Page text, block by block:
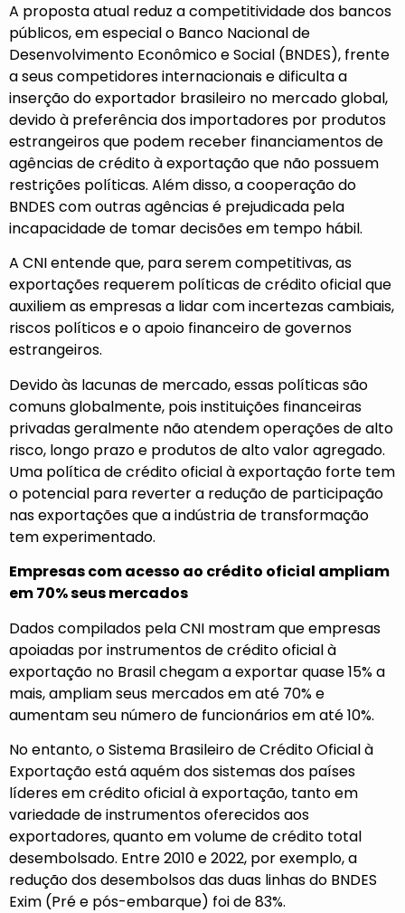
A proposta atual reduz a competitividade dos bancos
públicos, em especial o Banco Nacional de
Desenvolvimento Econômico e Social (BNDES), frente
a seus competidores internacionais e dificulta a
inserção do exportador brasileiro no mercado global,
devido à preferência dos importadores por produtos
estrangeiros que podem receber financiamentos de
agências de crédito à exportação que não possuem
restrições políticas. Além disso, a cooperação do
BNDES com outras agências é prejudicada pela
incapacidade de tomar decisões em tempo hábil.
A CNI entende que, para serem competitivas, as
exportações requerem políticas de crédito oficial que
auxiliem as empresas a lidar com incertezas cambiais,
riscos políticos e o apoio financeiro de governos
estrangeiros.
Devido às lacunas de mercado, essas políticas são
comuns globalmente, pois instituições financeiras
privadas geralmente não atendem operações de alto
risco, longo prazo e produtos de alto valor agregado.
Uma política de crédito oficial à exportação forte tem
o potencial para reverter a redução de participação
nas exportações que a indústria de transformação
tem experimentado.
Empresas com acesso ao crédito oficial ampliam
em 70% seus mercados
Dados compilados pela CNI mostram que empresas
apoiadas por instrumentos de crédito oficial à
exportação no Brasil chegam a exportar quase 15% a
mais, ampliam seus mercados em até 70% e
aumentam seu número de funcionários em até 10%.
No entanto, o Sistema Brasileiro de Crédito Oficial à
Exportação está aquém dos sistemas dos países
líderes em crédito oficial à exportação, tanto em
variedade de instrumentos oferecidos aos
exportadores, quanto em volume de crédito total
desembolsado. Entre 2010 e 2022, por exemplo, a
redução dos desembolsos das duas linhas do BNDES
Exim (Pré e pós-embarque) foi de 83%.